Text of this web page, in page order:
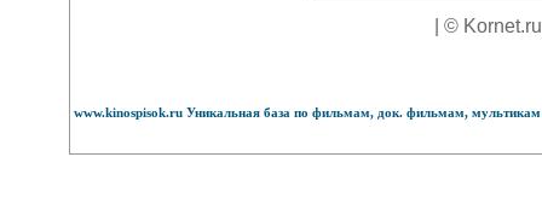
| ©
www.kinospisok.ru Уникальная база по фильмам, док. фильмам,